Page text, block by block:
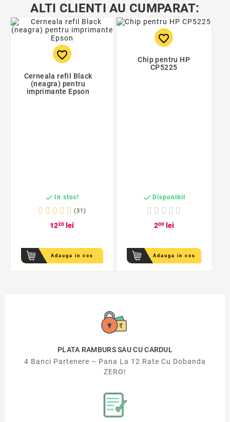
ALTI CLIENTI AU CUMPARAT:
favorite_border
Cerneala refil Black
(neagra) pentru
imprimante Epson
 In stoc!
(31)
1220 lei
Adauga in cos
favorite_border
Chip pentru HP
CP5225
 Disponibil
200lei
Adauga in cos
PLATA RAMBURS SAU CU CARDUL
4 Banci Partenere – Pana La 12 Rate Cu Dobanda
ZERO!